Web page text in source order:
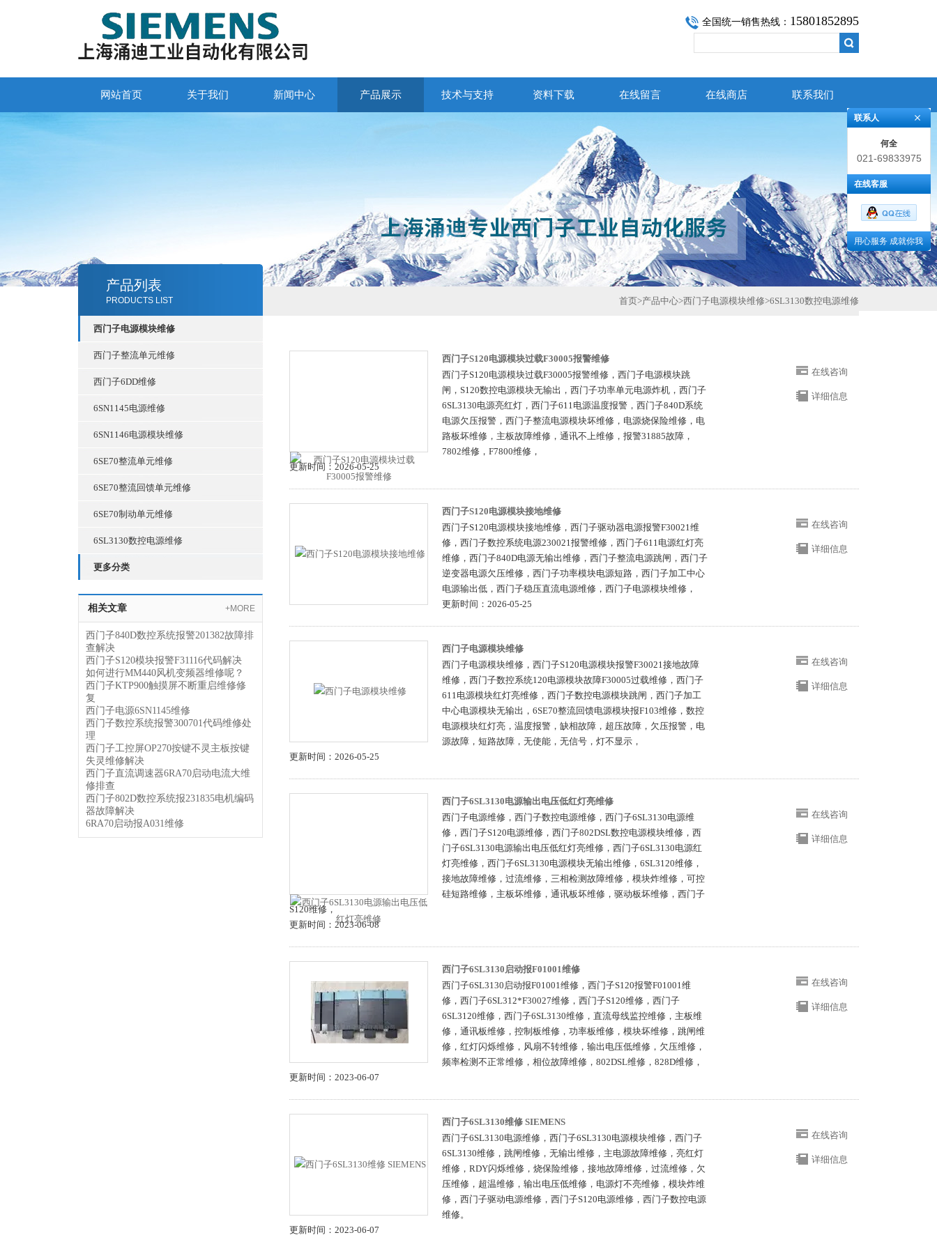
全国统一销售热线： 15801852895
网站首页 关于我们 新闻中心 产品展示 技术与支持 资料下载 在线留言 在线商店 联系我们
产品列表
PRODUCTS LIST
西门子电源模块维修
西门子整流单元维修
西门子6DD维修
6SN1145电源维修
6SN1146电源模块维修
6SE70整流单元维修
6SE70整流回馈单元维修
6SE70制动单元维修
6SL3130数控电源维修
更多分类
相关文章 +MORE
西门子840D数控系统报警201382故障排
查解决
西门子S120模块报警F31116代码解决
如何进行MM440风机变频器维修呢？
西门子KTP900触摸屏不断重启维修修
复
西门子电源6SN1145维修
西门子数控系统报警300701代码维修处
理
西门子工控屏OP270按键不灵主板按键
失灵维修解决
西门子直流调速器6RA70启动电流大维
修排查
西门子802D数控系统报231835电机编码
器故障解决
6RA70启动报A031维修
首页>产品中心>西门子电源模块维修>6SL3130数控电源维修
西门子S120电源模块过载F30005报警维修
西门子S120电源模块过载F30005报警维修，西门子电源模块跳
闸，S120数控电源模块无输出，西门子功率单元电源炸机，西门子
6SL3130电源亮红灯，西门子611电源温度报警，西门子840D系统
电源欠压报警，西门子整流电源模块坏维修，电源烧保险维修，电
路板坏维修，主板故障维修，通讯不上维修，报警31885故障，
7802维修，F7800维修，
更新时间：2026-05-25
在线咨询
详细信息
西门子S120电源模块接地维修
西门子S120电源模块接地维修，西门子驱动器电源报警F30021维
修，西门子数控系统电源230021报警维修，西门子611电源红灯亮
维修，西门子840D电源无输出维修，西门子整流电源跳闸，西门子
逆变器电源欠压维修，西门子功率模块电源短路，西门子加工中心
电源输出低，西门子稳压直流电源维修，西门子电源模块维修，
更新时间：2026-05-25
在线咨询
详细信息
西门子电源模块维修
西门子电源模块维修，西门子S120电源模块报警F30021接地故障
维修，西门子数控系统120电源模块故障F30005过载维修，西门子
611电源模块红灯亮维修，西门子数控电源模块跳闸，西门子加工
中心电源模块无输出，6SE70整流回馈电源模块报F103维修，数控
电源模块红灯亮，温度报警，缺相故障，超压故障，欠压报警，电
源故障，短路故障，无使能，无信号，灯不显示，
更新时间：2026-05-25
在线咨询
详细信息
西门子6SL3130电源输出电压低红灯亮维修
西门子电源维修，西门子数控电源维修，西门子6SL3130电源维
修，西门子S120电源维修，西门子802DSL数控电源模块维修，西
门子6SL3130电源输出电压低红灯亮维修，西门子6SL3130电源红
灯亮维修，西门子6SL3130电源模块无输出维修，6SL3120维修，
接地故障维修，过流维修，三相检测故障维修，模块炸维修，可控
硅短路维修，主板坏维修，通讯板坏维修，驱动板坏维修，西门子
S120维修，
更新时间：2023-06-08
在线咨询
详细信息
西门子6SL3130启动报F01001维修
西门子6SL3130启动报F01001维修，西门子S120报警F01001维
修，西门子6SL312*F30027维修，西门子S120维修，西门子
6SL3120维修，西门子6SL3130维修，直流母线监控维修，主板维
修，通讯板维修，控制板维修，功率板维修，模块坏维修，跳闸维
修，红灯闪烁维修，风扇不转维修，输出电压低维修，欠压维修，
频率检测不正常维修，相位故障维修，802DSL维修，828D维修，
更新时间：2023-06-07
在线咨询
详细信息
西门子6SL3130维修 SIEMENS
西门子6SL3130电源维修，西门子6SL3130电源模块维修，西门子
6SL3130维修，跳闸维修，无输出维修，主电源故障维修，亮红灯
维修，RDY闪烁维修，烧保险维修，接地故障维修，过流维修，欠
压维修，超温维修，输出电压低维修，电源灯不亮维修，模块炸维
修，西门子驱动电源维修，西门子S120电源维修，西门子数控电源
维修。
更新时间：2023-06-07
在线咨询
详细信息
联系人
何全
021-69833975
在线客服
用心服务 成就你我